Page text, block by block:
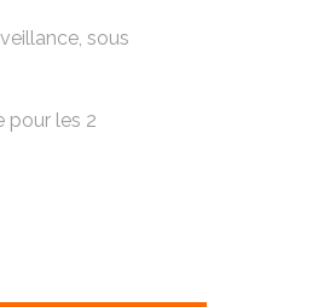
sous
pour les 2